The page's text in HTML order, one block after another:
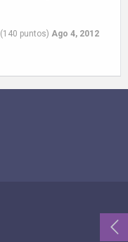
(140 puntos) Ago 4, 2012